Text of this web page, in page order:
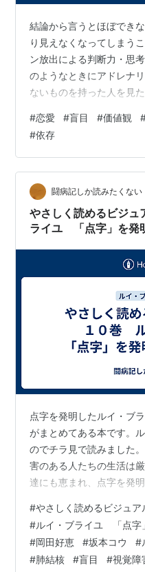
結論から言うとほぼでき
り見えなくなってしまう
ン放出による判断力・思
のようなときにアドレナ
ないものを持った人を見
代人は毎日大量の刺激を
しているので慣れてしま
ナリンの放出抑えるなど
い状態でどのように生き
る。考えることは人間性
用意である。人間性の採
シ…
#恋愛 #盲目 #価値観
#依存
闘病記しか読みたくない
やさしく読めるビジ
ライユ 「点字」を発
点字を発明したルイ・ブ
がまとめてある本です。
のでチラ見で読みました
害のある人たちの生活は
達にも恵まれ、点字を発
４３歳で亡くなったりと
がルイ・ブライユの残し
生だったと言えるのでは
さしく読めるビジュアル
#やさしく読めるビジュア
#ルイ・ブライユ 「点字
#岡田好恵 #坂本コウ #
#肺結核 #盲目 #視覚障